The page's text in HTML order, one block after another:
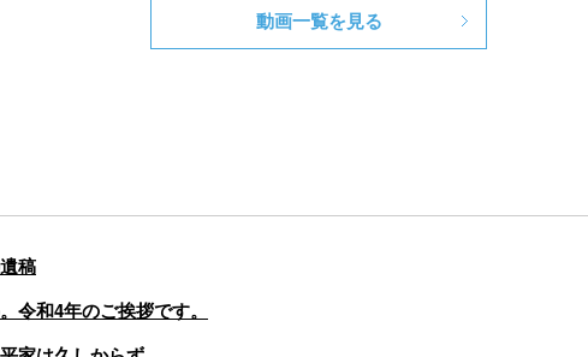
動画一覧を見る